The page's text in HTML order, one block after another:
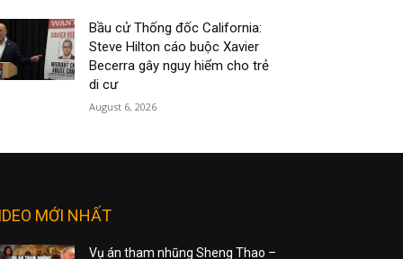
Bầu cử Thống đốc California:
Steve Hilton cáo buộc Xavier
Becerra gây nguy hiểm cho trẻ
di cư
August 6, 2026
MỚI NHẤT
Vụ án tham nhũng Sheng Thao –